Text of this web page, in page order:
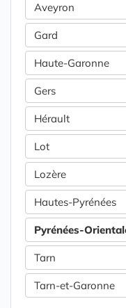
Aveyron
Gard
Haute-Garonne
Gers
Hérault
Lot
Lozère
Hautes-Pyrénées
Pyrénées-
Tarn
Tarn-et-Garonne